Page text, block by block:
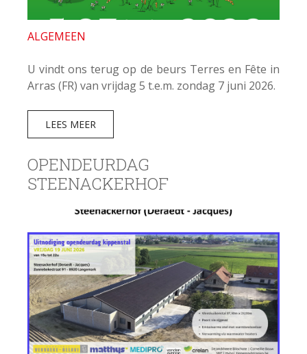
ALGEMEEN
U vindt ons terug op de beurs Terres en Fête in
Arras (FR) van vrijdag 5 t.e.m. zondag 7 juni 2026.
LEES MEER
OPENDEURDAG
STEENACKERHOF